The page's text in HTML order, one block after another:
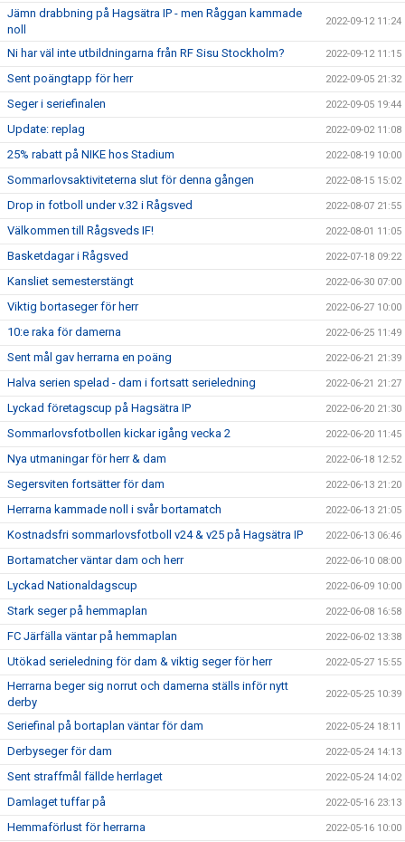
Jämn drabbning på Hagsätra IP - men Råggan kammade
noll
2022-09-12 11:24
Ni har väl inte utbildningarna från RF Sisu Stockholm? 2022-09-12 11:15
Sent poängtapp för herr 2022-09-05 21:32
Seger i seriefinalen 2022-09-05 19:44
Update: replag 2022-09-02 11:08
25% rabatt på NIKE hos Stadium 2022-08-19 10:00
Sommarlovsaktiviteterna slut för denna gången 2022-08-15 15:02
Drop in fotboll under v.32 i Rågsved 2022-08-07 21:55
Välkommen till Rågsveds IF! 2022-08-01 11:05
Basketdagar i Rågsved 2022-07-18 09:22
Kansliet semesterstängt 2022-06-30 07:00
Viktig bortaseger för herr 2022-06-27 10:00
10:e raka för damerna 2022-06-25 11:49
Sent mål gav herrarna en poäng 2022-06-21 21:39
Halva serien spelad - dam i fortsatt serieledning 2022-06-21 21:27
Lyckad företagscup på Hagsätra IP 2022-06-20 21:30
Sommarlovsfotbollen kickar igång vecka 2 2022-06-20 11:45
Nya utmaningar för herr & dam 2022-06-18 12:52
Segersviten fortsätter för dam 2022-06-13 21:20
Herrarna kammade noll i svår bortamatch 2022-06-13 21:05
Kostnadsfri sommarlovsfotboll v24 & v25 på Hagsätra IP 2022-06-13 06:46
Bortamatcher väntar dam och herr 2022-06-10 08:00
Lyckad Nationaldagscup 2022-06-09 10:00
Stark seger på hemmaplan 2022-06-08 16:58
FC Järfälla väntar på hemmaplan 2022-06-02 13:38
Utökad serieledning för dam & viktig seger för herr 2022-05-27 15:55
Herrarna beger sig norrut och damerna ställs inför nytt
derby
2022-05-25 10:39
Seriefinal på bortaplan väntar för dam 2022-05-24 18:11
Derbyseger för dam 2022-05-24 14:13
Sent straffmål fällde herrlaget 2022-05-24 14:02
Damlaget tuffar på 2022-05-16 23:13
Hemmaförlust för herrarna 2022-05-16 10:00